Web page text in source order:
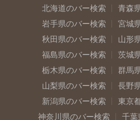
北海道のバー検索
青森
岩手県のバー検索
宮城
秋田県のバー検索
山形
福島県のバー検索
茨城
栃木県のバー検索
群馬
山梨県のバー検索
長野
新潟県のバー検索
東京
神奈川県のバー検索
千葉